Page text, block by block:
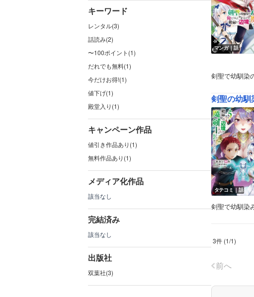
キーワード
レンタル(3)
話読み(2)
〜100ポイント(1)
だれでも無料(1)
今だけお得!(1)
値下げ(1)
殿堂入り(1)
キャンペーン作品
値引き作品あり(1)
無料作品あり(1)
メディア化作品
該当なし
完結済み
該当なし
出版社
双葉社(3)
マンガ｜話
剣聖で幼馴染
タテコミ｜話
剣聖で幼馴染
3件 (1/1)
前へ